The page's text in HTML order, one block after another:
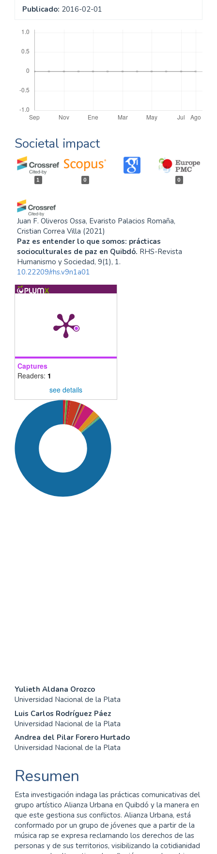
Publicado: 2016-02-01
Societal impact
1 0 0
Juan F. Oliveros Ossa, Evaristo Palacios Romaña,
Cristian Correa Villa (2021)
Paz es entender lo que somos: prácticas
socioculturales de paz en Quibdó. RHS-Revista
Humanismo y Sociedad, 9(1), 1.
10.22209/rhs.v9n1a01
Captures
Readers: 1
see details
Contenido
principal
del
artículo
Yulieth Aldana Orozco
Universidad Nacional de la Plata
Luis Carlos Rodríguez Páez
Universidad Nacional de la Plata
Andrea del Pilar Forero Hurtado
Universidad Nacional de la Plata
Resumen
Esta investigación indaga las prácticas comunicati­vas del
grupo artístico Alianza Urbana en Quibdó y la manera en
que este gestiona sus conflictos. Alianza Urbana, está
conformado por un grupo de jóvenes que a partir de la
música rap se expresa reclamando los derechos de las
personas y de sus territorios, visibilizando la cotidianidad